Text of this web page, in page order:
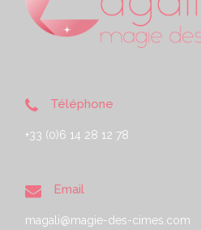
Téléphone
+33 (0)6 14 28 12 78
Email
magali@magie-des-cimes.com